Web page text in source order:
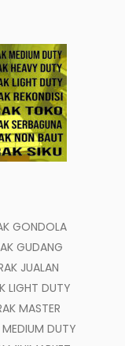
GONDOLA
GUDANG
JUALAN
LIGHT DUTY
MASTER
MEDIUM DUTY